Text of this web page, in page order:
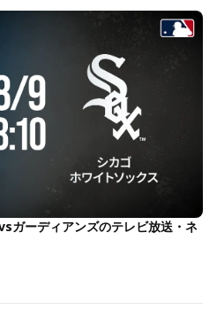
ガーディアンズのテレビ放送・ネ